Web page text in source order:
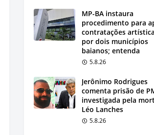
MP-BA instaura
procedimento para
contratações
por dois municípios
baianos; entenda
5.8.26
Jerônimo Rodrigues
comenta prisão de
investigada pela
Léo Lanches
5.8.26